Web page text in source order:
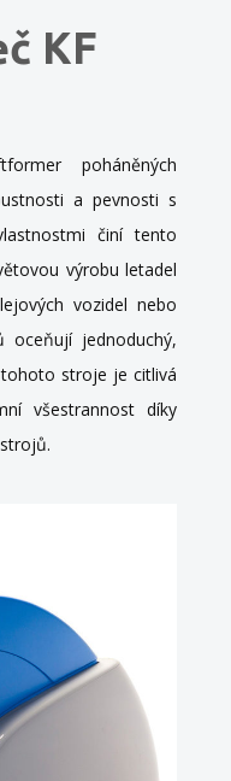
KF
poháněných
a pevnosti s
činí tento
výrobu letadel
vozidel nebo
oceňují jednoduchý,
stroje je citlivá
všestrannost díky